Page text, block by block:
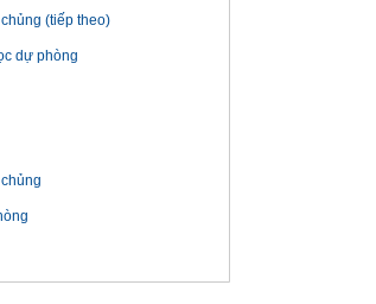
(tiếp theo)
dự phòng